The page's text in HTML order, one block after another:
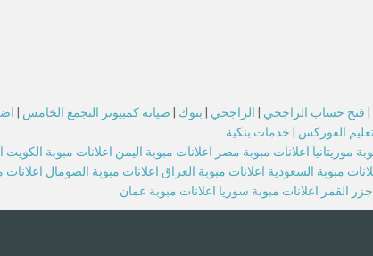
فتح حساب الراجحي الراجحي بنوك صيانة كمبيوتر التجمع الخامس
الفوركس
خدمات بنكية
موريتانيا اعلانات مبوبة مصر اعلانات مبوبة اليمن اعلانات مبوبة الكويت
مبوبة السعودية اعلانات مبوبة العراق اعلانات مبوبة الصومال
القمر اعلانات مبوبة سوريا اعلانات مبوبة عمان